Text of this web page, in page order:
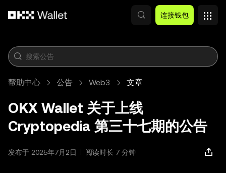
连接钱包
帮助中心 公告 Web3 文章
OKX Wallet 关于上线
Cryptopedia 第三十七期的公告
发布于 2025年7月2日 阅读时长 7 分钟